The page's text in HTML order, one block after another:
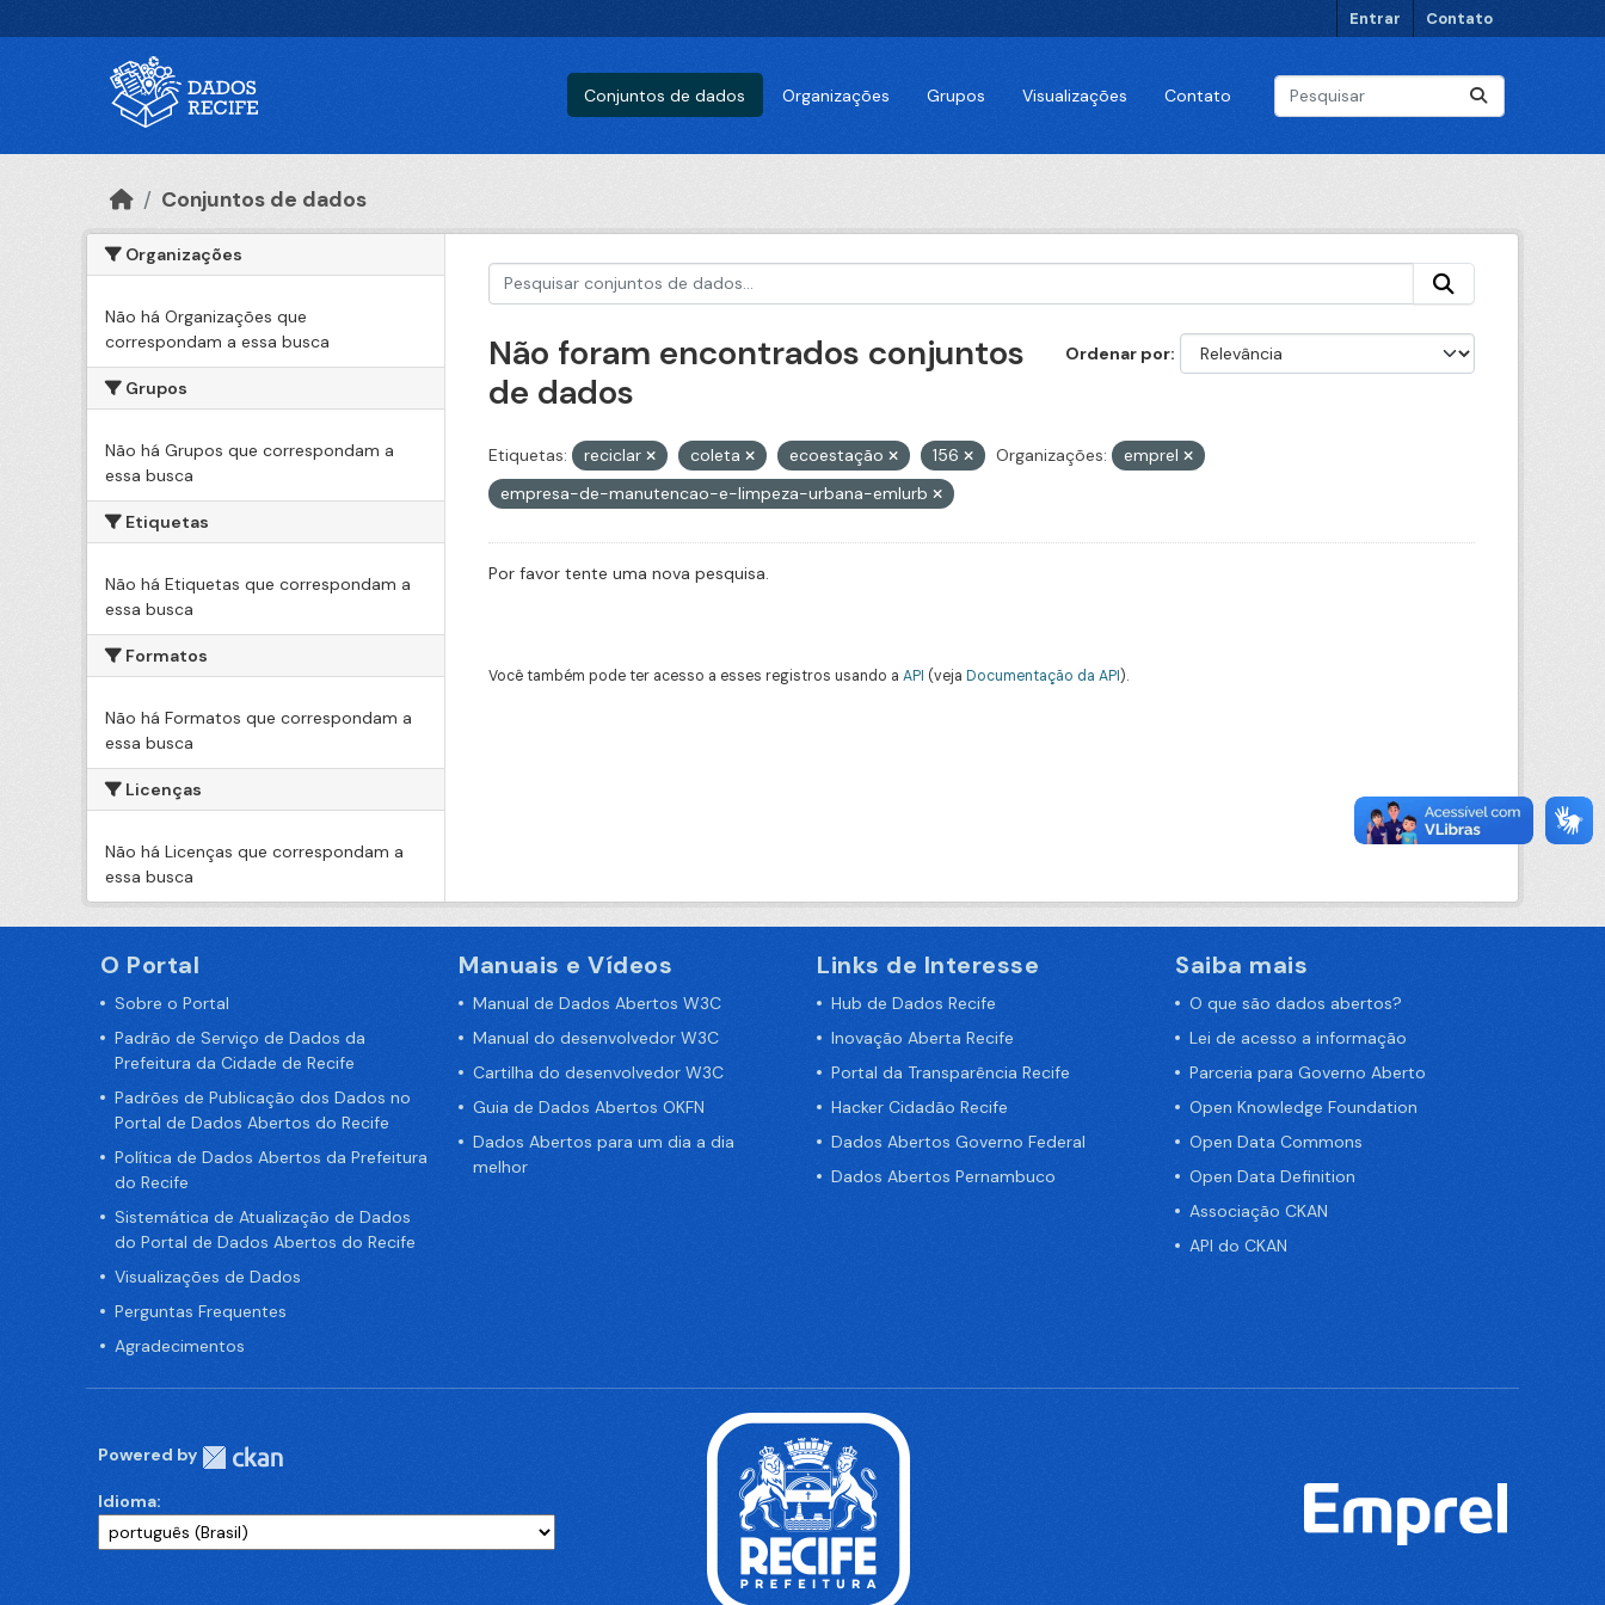
Entrar Contato
Conjuntos de dados Organizações Grupos Visualizações Contato
Conjuntos de dados
Organizações
Não há Organizações que
correspondam a essa busca
Grupos
Não há Grupos que correspondam a
essa busca
Etiquetas
Não há Etiquetas que correspondam a
essa busca
Formatos
Não há Formatos que correspondam a
essa busca
Licenças
Não há Licenças que correspondam a
essa busca
Ordenar por
Não foram encontrados conjuntos
de dados
Etiquetas: reciclar coleta ecoestação 156 Organizações:
emprel
empresa-de-manutencao-e-limpeza-urbana-emlurb
Por favor tente uma nova pesquisa.
Você também pode ter acesso a esses registros usando a API (veja Documentação da API).
O Portal
Sobre o Portal
Padrão de Serviço de Dados da
Prefeitura da Cidade de Recife
Padrões de Publicação dos Dados no
Portal de Dados Abertos do Recife
Política de Dados Abertos da Prefeitura
do Recife
Sistemática de Atualização de Dados
do Portal de Dados Abertos do Recife
Visualizações de Dados
Perguntas Frequentes
Agradecimentos
Manuais e Vídeos
Manual de Dados Abertos W3C
Manual do desenvolvedor W3C
Cartilha do desenvolvedor W3C
Guia de Dados Abertos OKFN
Dados Abertos para um dia a dia
melhor
Links de Interesse
Hub de Dados Recife
Inovação Aberta Recife
Portal da Transparência Recife
Hacker Cidadão Recife
Dados Abertos Governo Federal
Dados Abertos Pernambuco
Saiba mais
O que são dados abertos?
Lei de acesso a informação
Parceria para Governo Aberto
Open Knowledge Foundation
Open Data Commons
Open Data Definition
Associação CKAN
API do CKAN
Powered by
Idioma